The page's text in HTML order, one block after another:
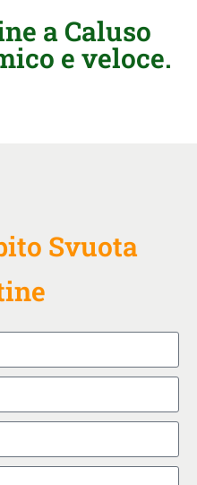
a Caluso
e veloce.
Svuota